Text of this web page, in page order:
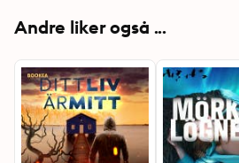
Andre liker også ...